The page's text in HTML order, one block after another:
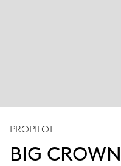
PROPILOT
BIG